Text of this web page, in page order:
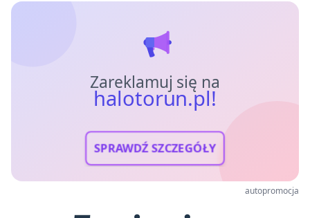
Zareklamuj się na
halotorun.pl!
SPRAWDŹ SZCZEGÓŁY
autopromocja